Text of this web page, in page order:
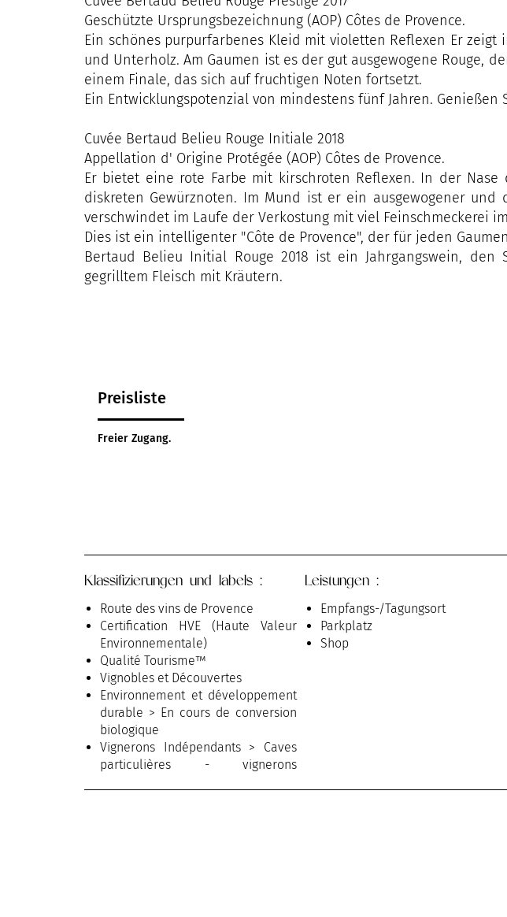
Geschützte Ursprungsbezeichnung (AOP) Côtes de Provence.
Ein schönes purpurfarbenes Kleid mit violetten Reflexen Er
und Unterholz. Am Gaumen ist es der gut ausgewogene Rouge,
einem Finale, das sich auf fruchtigen Noten fortsetzt.
Ein Entwicklungspotenzial von mindestens fünf Jahren.
Cuvée Bertaud Belieu Rouge Initiale 2018
Appellation d' Origine Protégée (AOP) Côtes de Provence.
Er bietet eine rote Farbe mit kirschroten Reflexen. In der
diskreten Gewürznoten. Im Mund ist er ein ausgewogener
verschwindet im Laufe der Verkostung mit viel Feinschmeckerei
Dies ist ein intelligenter "Côte de Provence", der für jeden
Bertaud Belieu Initial Rouge 2018 ist ein Jahrgangswein,
gegrilltem Fleisch mit Kräutern.
Preisliste
Freier Zugang.
Klassifizierungen und labels :
Route des vins de Provence
Certification HVE (Haute Valeur
Environnementale)
Qualité Tourisme™
Vignobles et Découvertes
Environnement et développement
durable > En cours de conversion
biologique
Vignerons Indépendants > Caves
particulières - vignerons
Leistungen :
Empfangs-/Tagungsort
Parkplatz
Shop